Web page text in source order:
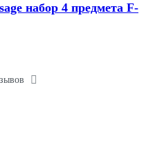
набор 4 предмета F-